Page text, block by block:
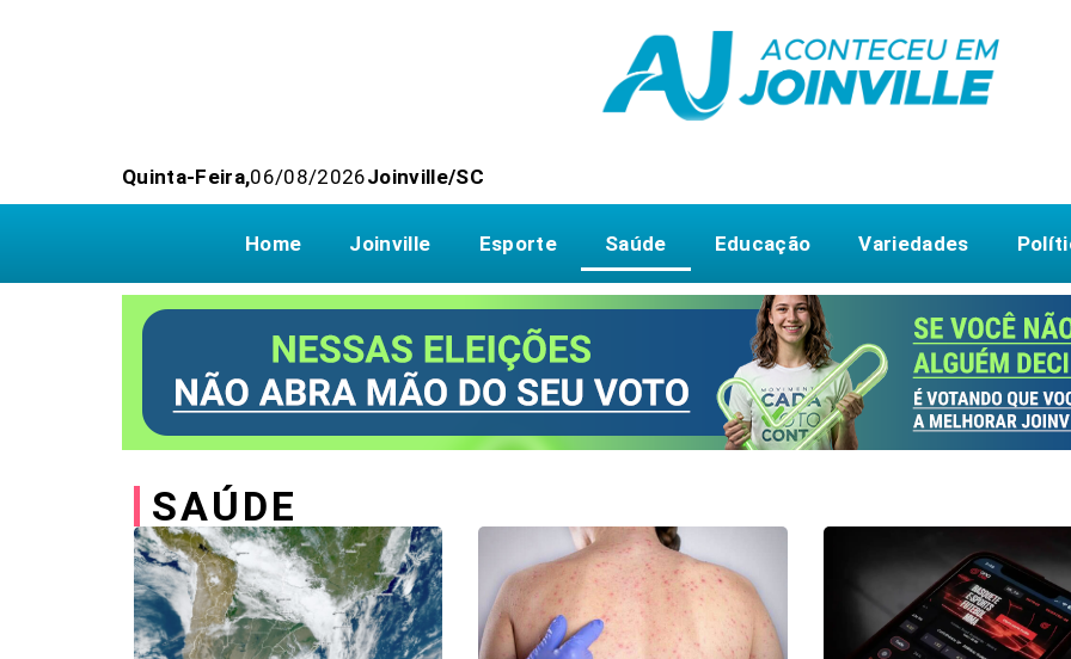
Quinta-Feira,06/08/2026Joinville/SC
Home Joinville Esporte Saúde Educação Variedades
SAÚDE